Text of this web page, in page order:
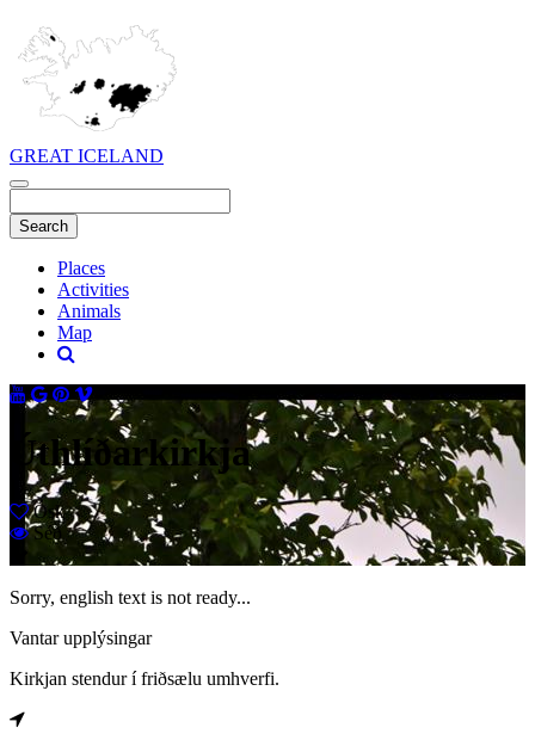
GREAT ICELAND
Places
Activities
Animals
Map
Úthlíðarkirkja
Ósk
Séð
Sorry, english text is not ready...
Vantar upplýsingar
Kirkjan stendur í friðsælu umhverfi.